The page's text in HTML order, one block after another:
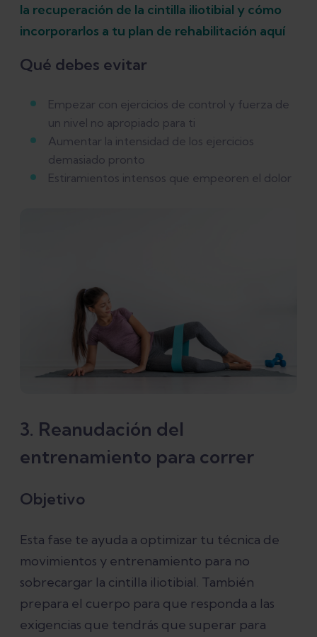
la recuperación de la cintilla iliotibial y cómo
incorporarlos a tu plan de rehabilitación aquí
Qué debes evitar
Empezar con ejercicios de control y fuerza de
un nivel no apropiado para ti
Aumentar la intensidad de los ejercicios
demasiado pronto
Estiramientos intensos que empeoren el dolor
3. Reanudación del
entrenamiento para correr
Objetivo
Esta fase te ayuda a optimizar tu técnica de
movimientos y entrenamiento para no
sobrecargar la cintilla iliotibial. También
prepara el cuerpo para que responda a las
exigencias que tendrás que superar para